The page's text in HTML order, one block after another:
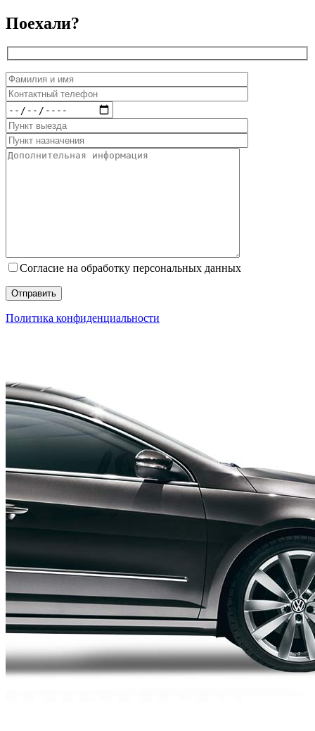
Поехали?
Согласие на обработку персональных данных
Политика конфиденциальности